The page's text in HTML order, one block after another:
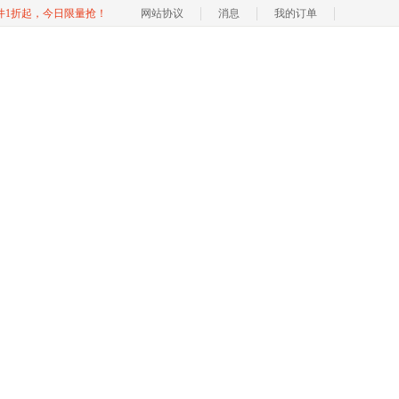
1折起，今日限量抢！ 网站协议 消息 我的订单